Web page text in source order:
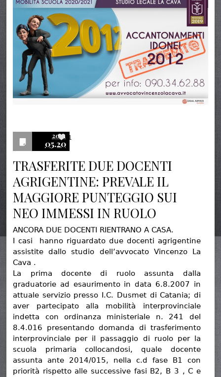
2021
05.20
1
TRASFERITE DUE DOCENTI
AGRIGENTINE: PREVALE IL
MAGGIORE PUNTEGGIO SUI
NEO IMMESSI IN RUOLO
ANCORA DUE DOCENTI RIENTRANO A CASA.
I casi hanno riguardato due docenti agrigentine
assistite dallo studio dell’avvocato Vincenzo La
Cava .
La prima docente di ruolo assunta dalla
graduatorie ad esaurimento in data 6.8.2007 in
attuale servizio presso I.C. Dusmet di Catania; di
aver partecipato alla mobilità interprovinciale
indetta con ordinanza ministeriale n. 241 del
8.4.016 presentando domanda di trasferimento
interprovinciale per il passaggio di ruolo per la
scuola primaria collocandosi, quale docente
assunta ante 2014/015, nella c.d fase B1 con
priorità rispetto alle successive fasi B2, B 3 , C e